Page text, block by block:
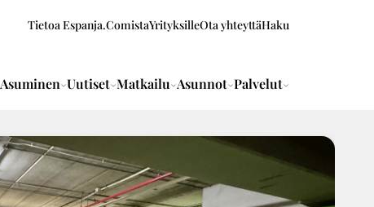
Tietoa Espanja.ComistaYrityksilleOta yhteyttäHaku
Asuminen Uutiset Matkailu Asunnot Palvelut